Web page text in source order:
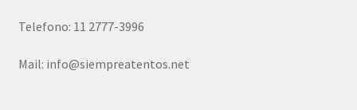
Telefono: 11 2777-3996
Mail: info@siempreatentos.net